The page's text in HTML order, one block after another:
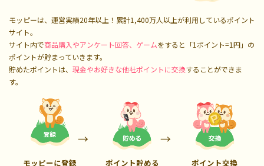
モッピーは、運営実績20年以上！累計1,400万人以上が利用しているポイント
サイト。
サイト内で商品購入やアンケート回答、ゲームをすると「1ポイント=1円」の
ポイントが貯まっていきます。
貯めたポイントは、 現金やお好きな他社ポイントに交換することができま
す。
モッピーに登録 ポイント貯める ポイント交換